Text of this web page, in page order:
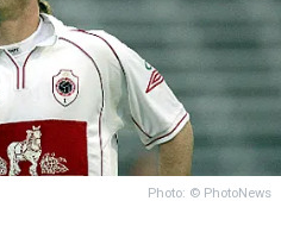
Photo: © PhotoNews